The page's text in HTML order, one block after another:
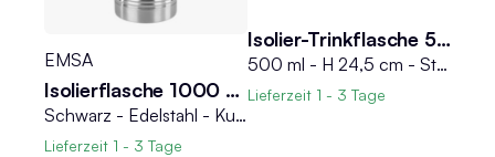
EMSA
Isolierflasche 1000 ml SENATOR
Schwarz - Edelstahl - Kunststoff - 1 Liter - mit Trinkbecher
Lieferzeit 1 - 3 Tage
Isolier-Trinkflasche 500 ml THERMOCAFE
500 ml - H 24,5 cm - Stahlgrau matt - Edelstahl 18/8 - mit Drehverschluss
Lieferzeit 1 - 3 Tage